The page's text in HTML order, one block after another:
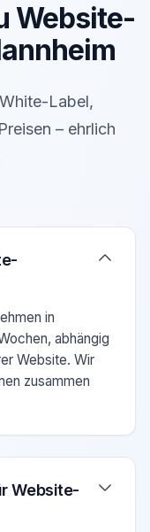
Website-
Label,
– ehrlich
um zwischen
in
abhängig
Website. Wir
zusammen
Website-